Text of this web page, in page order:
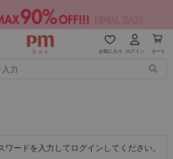
お気に入り ログイン カート
ワードを入力してログインしてください。